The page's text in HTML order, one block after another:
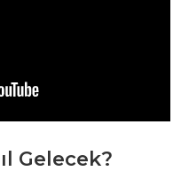
Gelecek?